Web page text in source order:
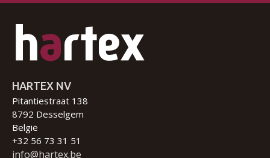
HARTEX NV
Pitantiestraat 138
8792 Desselgem
België
+32 56 73 31 51
info@hartex.be